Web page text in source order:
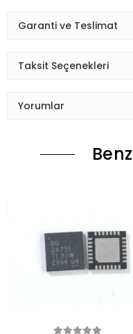
Garanti ve Teslimat
Taksit Seçenekleri
Yorumlar